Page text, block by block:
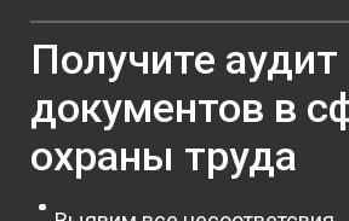
Получите
документов в
охраны труда